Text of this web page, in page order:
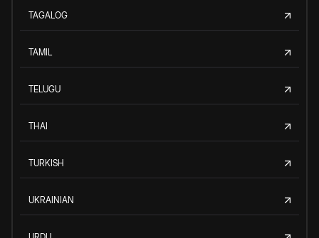
TAGALOG
TAMIL
TELUGU
THAI
TURKISH
UKRAINIAN